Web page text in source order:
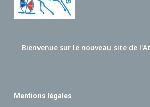
Bienvenue sur le nouveau site de
Mentions légales